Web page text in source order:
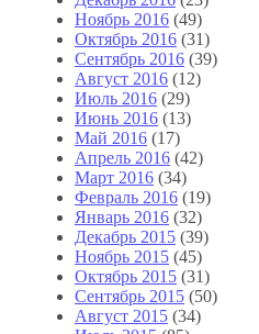
Ноябрь 2016 (49)
Октябрь 2016 (31)
Сентябрь 2016 (39)
Август 2016 (12)
Июль 2016 (29)
Июнь 2016 (13)
Май 2016 (17)
Апрель 2016 (42)
Март 2016 (34)
Февраль 2016 (19)
Январь 2016 (32)
Декабрь 2015 (39)
Ноябрь 2015 (45)
Октябрь 2015 (31)
Сентябрь 2015 (50)
Август 2015 (34)